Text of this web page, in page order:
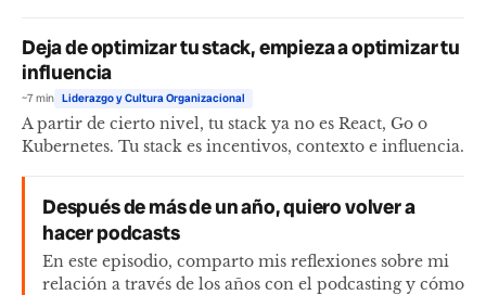
Deja de optimizar tu stack, empieza a optimizar tu
influencia
~7 min Liderazgo y Cultura Organizacional
A partir de cierto nivel, tu stack ya no es React, Go o
Kubernetes. Tu stack es incentivos, contexto e influencia.
Después de más de un año, quiero volver a
hacer podcasts
En este episodio, comparto mis reflexiones sobre mi
relación a través de los años con el podcasting y cómo